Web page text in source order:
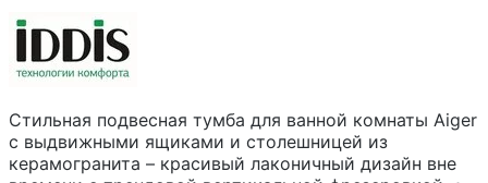
Стильная подвесная тумба для ванной комнаты Aiger
с выдвижными ящиками и столешницей из
керамогранита – красивый лаконичный дизайн вне